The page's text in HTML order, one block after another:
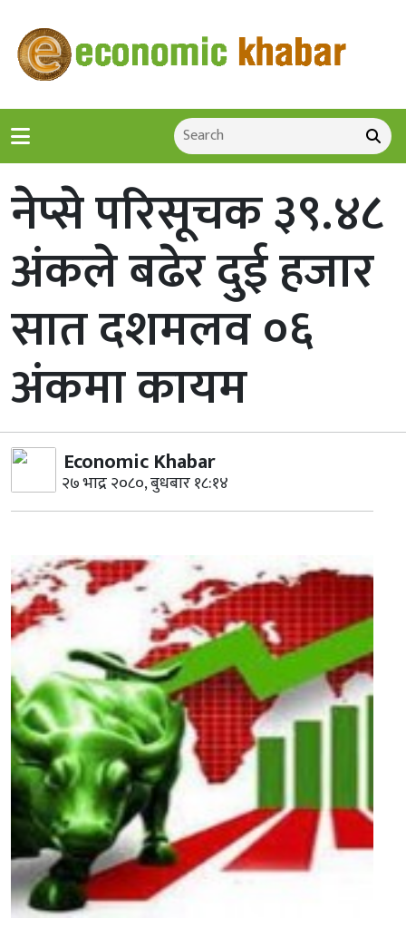
नेप्से परिसूचक ३९.४८
अंकले बढेर दुई हजार
सात दशमलव ०६
अंकमा कायम
Economic Khabar
२७ भाद्र २०८०, बुधबार १८:१४